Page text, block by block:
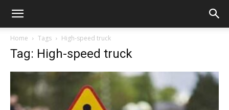
Home Tags High-speed truck
Tag: High-speed truck